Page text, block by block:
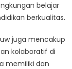
belajar
berkualitas.
juga mencakup
kolaboratif di
memiliki dan